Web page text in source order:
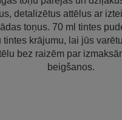
detalizētus attēlus ar
toņus. 70 ml tintes
tintes krājumu, lai jūs
bez raizēm par
beigšanos.